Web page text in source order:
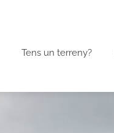
Tens un terreny?